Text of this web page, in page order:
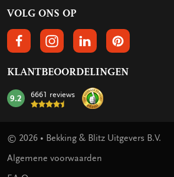
VOLG ONS OP
VOLGS ONS OP FACEBOOK
VOLG ONS OP INSTAGRAM
VOLG ONS OP
VOLG ONS
KLANTBEOORDELINGEN
mark:
9.2 6661 reviews
© 2026 • Bekking & Blitz Uitgevers B.V.
Algemene voorwaarden